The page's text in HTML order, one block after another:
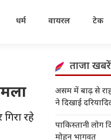
धर्म वायरल टेक
रहे
ताजा खबरें
असम में बाढ़ से
ने दिखाई
पाकिस्तानी लोग
मोहन भागवत